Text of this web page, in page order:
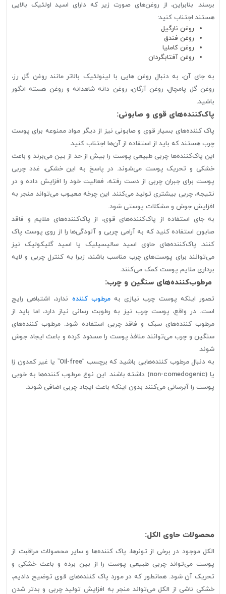
برسند. بنابراین، از روغن‌های صورت زیر که دارای اسید اولئیک بالایی
هستند اجتناب کنید:
روغن نارگیل
روغن فندق
روغن کاملیا
روغن آفتابگردان
به جای آن، به دنبال روغن هایی با لینولئیک بالاتر مانند روغن گل رز،
روغن گل پامچال، روغن آرگان، روغن دانه شاهدانه و روغن هسته انگور
باشید.
پاک‌کننده‌های قوی و صابونی:
پاک کننده‌های بسیار قوی و صابونی نیز از دیگر مواد ممنوعه برای پوست
چرب هستند که باید از استفاده از آن‌ها اجتناب کنید.
این پاک‌کننده‌ها چربی طبیعی پوست را بیش از حد از بین می‌برند و باعث
خشکی و تحریک پوست می‌شوند. در پاسخ به این خشکی، غدد چربی
پوست برای جبران چربی از دست رفته، فعالیت خود را افزایش داده و در
نتیجه، چربی بیشتری تولید می‌کنند. این چرخه معیوب می‌تواند منجر به
افزایش جوش و مشکلات پوستی شود.
به جای استفاده از پاک‌کننده‌های قوی، از پاک‌کننده‌های ملایم و فاقد
صابون استفاده کنید که به آرامی چربی و آلودگی‌ها را از روی پوست پاک
کنند. پاک‌کننده‌های حاوی اسید سالیسیلیک یا اسید گلیکولیک نیز
می‌توانند برای پوست‌های چرب مناسب باشند، زیرا به کنترل چربی و لایه
برداری ملایم پوست کمک می‌کنند.
مرطوب‌کننده‌های سنگین و چرب:
تصور اینکه پوست چرب نیازی بهمرطوب کننده ندارد، اشتباهی رایج
است. در واقع، پوست چرب نیز به رطوبت رسانی نیاز دارد، اما باید از
مرطوب کننده‌های سبک و فاقد چربی استفاده شود. مرطوب کننده‌های
سنگین و چرب می‌توانند منافذ پوست را مسدود کرده و باعث ایجاد جوش
شوند.
به دنبال مرطوب کننده‌هایی باشید که برچسب “Oil-free” یا غیر کمدون زا
یا (non-comedogenic) داشته باشند. این نوع مرطوب کننده‌ها به خوبی
پوست را آبرسانی می‌کنند بدون اینکه باعث ایجاد چربی اضافی شوند.
محصولات حاوی الکل:
الکل موجود در برخی از تونرها، پاک کننده‌ها و سایر محصولات مراقبت از
پوست می‌تواند چربی طبیعی پوست را از بین برده و باعث خشکی و
تحریک آن شود. همانطور که در مورد پاک کننده‌های قوی توضیح دادیم،
خشکی ناشی از الکل می‌تواند منجر به افزایش تولید چربی و بدتر شدن